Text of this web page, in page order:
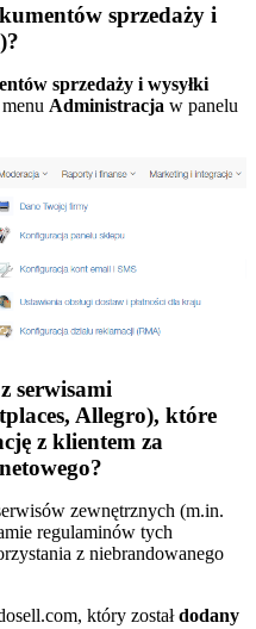
sprzedaży i
sprzedaży i wysyłki
Administracja w panelu
serwisami
Allegro), które
z klientem za
zewnętrznych (m.in.
regulaminów tych
z niebrandowanego
który zostałdodany